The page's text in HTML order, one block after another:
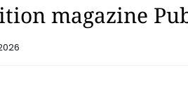
magazine